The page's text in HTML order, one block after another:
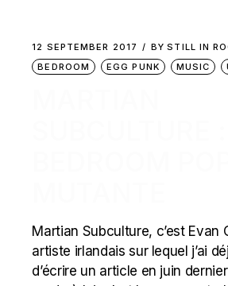
12 SEPTEMBER 2017 BY STILL IN
BEDROOM
EGG PUNK MUSIC
Martian Subculture, c’est Evan
artiste irlandais sur lequel j’ai
d’écrire un article en juin